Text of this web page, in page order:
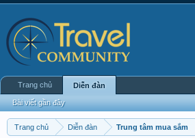
Trang chủ Diễn đàn Trung tâm mua sắm
Trang chủ Diễn đàn
Bài viết gần đây